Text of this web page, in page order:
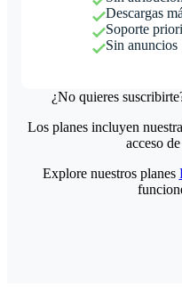
Descargas
Soporte
Sin anuncios
¿No quieres
Los planes incluyen nuestra
acceso
Explore nuestros planes